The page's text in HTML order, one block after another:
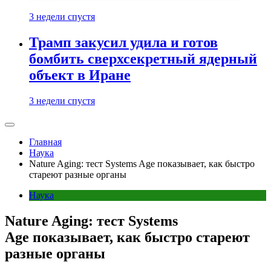
3 недели спустя
Трамп закусил удила и готов
бомбить сверхсекретный ядерный
объект в Иране
3 недели спустя
Главная
Наука
Nature Aging: тест Systems Age показывает, как быстро
стареют разные органы
Наука
Nature Aging: тест Systems
Age показывает, как быстро стареют
разные органы